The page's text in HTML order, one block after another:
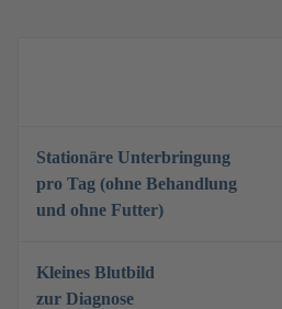
Stationäre Unterbringung
pro Tag (ohne Behandlung
und ohne Futter)
Kleines Blutbild
zur Diagnose